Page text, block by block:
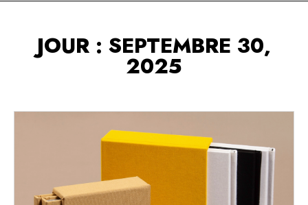
JOUR : SEPTEMBRE 30,
2025